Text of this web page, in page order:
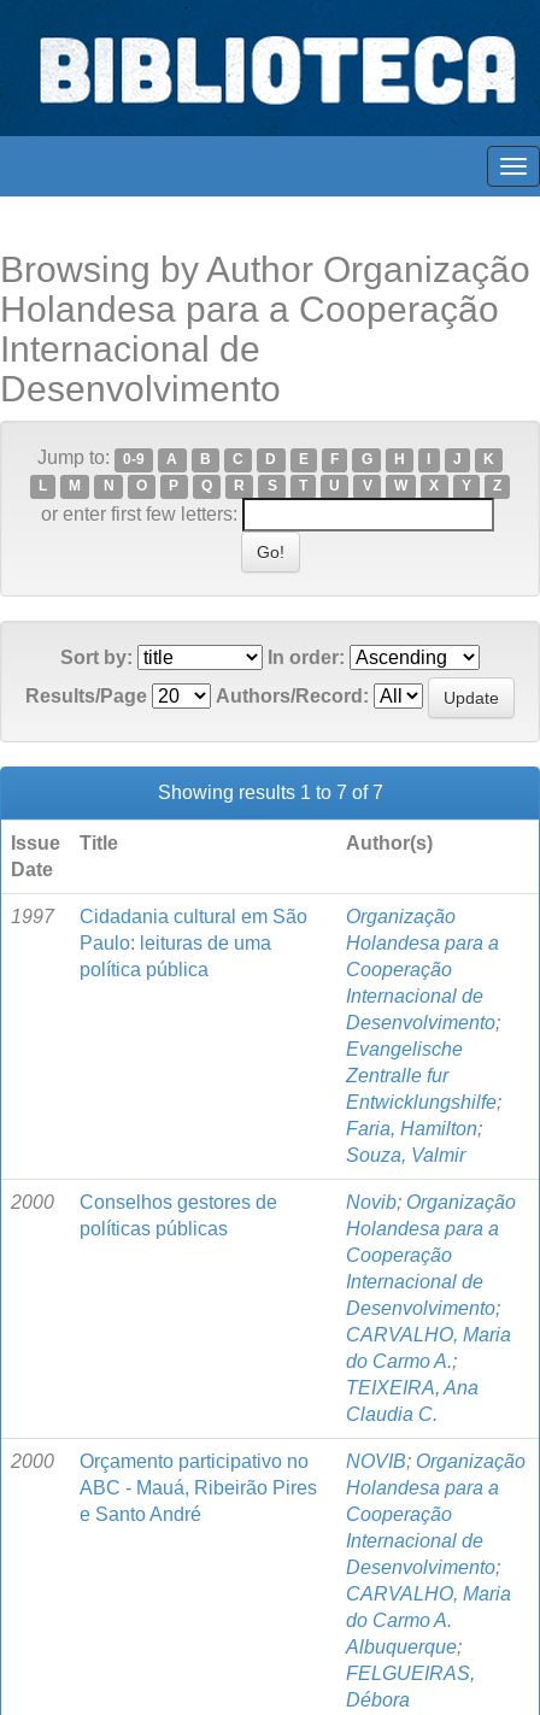
Skip
navigation
Biblioteca Digital Abong
Espaços para ajustar tela
Browsing by Author Organização
Holandesa para a Cooperação
Internacional de
Desenvolvimento
Jump to: 0-9 A B C D E F G H J
K
L
M N O P Q R S T U V W X Y Z
or enter first few letters:
Sort by:
In order:
Results/Page
Authors/Record:
Showing results 1 to 7 of 7
Issue
Date
Title Author(s)
1997
Cidadania cultural em São
Paulo: leituras de uma
política pública
Organização
Holandesa para a
Cooperação
Internacional de
Desenvolvimento;
Evangelische
Zentralle fur
Entwicklungshilfe;
Faria, Hamilton;
Souza, Valmir
2000
Conselhos gestores de
políticas públicas
Novib; Organização
Holandesa para a
Cooperação
Internacional de
Desenvolvimento;
CARVALHO, Maria
do Carmo A.;
TEIXEIRA, Ana
Claudia C.
2000
Orçamento participativo no
ABC - Mauá, Ribeirão Pires
e Santo André
NOVIB; Organização
Holandesa para a
Cooperação
Internacional de
Desenvolvimento;
CARVALHO, Maria
do Carmo A.
Albuquerque;
FELGUEIRAS,
Débora